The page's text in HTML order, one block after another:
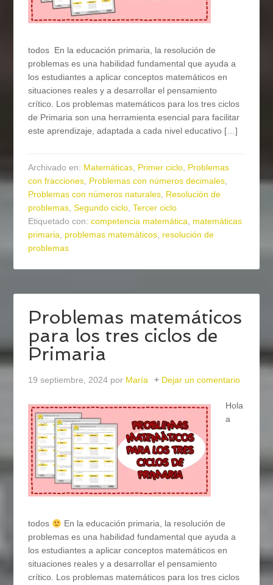
todos En la educación primaria, la resolución de
problemas es una habilidad fundamental que ayuda a
los estudiantes a aplicar conceptos matemáticos en
situaciones reales y a desarrollar el pensamiento
crítico. Los problemas matemáticos para los tres ciclos
de Primaria son una herramienta esencial para facilitar
este aprendizaje, adaptada a cada nivel educativo […]
Archivado en: Matemáticas, Primer ciclo, Problemas
con fracciones, Problemas con números decimales,
Problemas con números naturales, Resolución de
problemas,Segundo ciclo,Tercer ciclo
Etiquetado con:competencia matemática, matemáticas
primaria, problemas matemáticos, resolución de
problemas
Problemas matemáticos
para los tres ciclos de
Primaria
19 septiembre, 2024 por María Dejar un comentario
Hola
a
todos
En la educación primaria, la resolución de
problemas es una habilidad fundamental que ayuda a
los estudiantes a aplicar conceptos matemáticos en
situaciones reales y a desarrollar el pensamiento
crítico. Los problemas matemáticos para los tres ciclos